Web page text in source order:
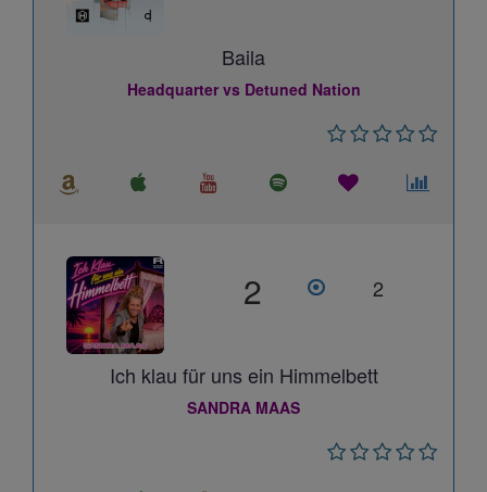
Baila
Headquarter vs Detuned Nation
2 2
Ich klau für uns ein Himmelbett
SANDRA MAAS